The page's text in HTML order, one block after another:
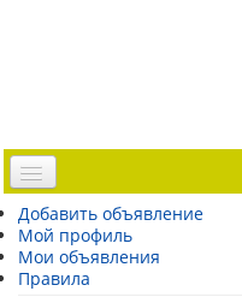
Доска объявлений
Погода Эстонии
Открытки
Добавить объявление
Мой профиль
Мои объявления
Правила